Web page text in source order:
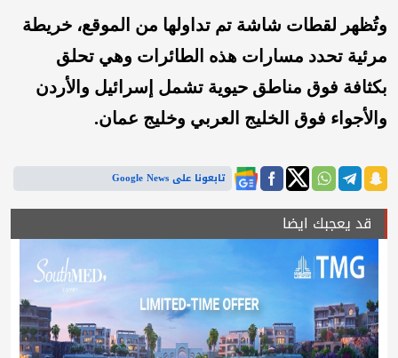
وتُظهر لقطات شاشة تم تداولها من الموقع، خريطة
مرئية تحدد مسارات هذه الطائرات وهي تحلق
بكثافة فوق مناطق حيوية تشمل إسرائيل والأردن
والأجواء فوق الخليج العربي وخليج عمان.
تابعونا على Google News
قد يعجبك ايضا